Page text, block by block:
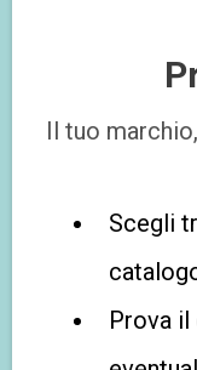
Il tuo
Scegli
Prova